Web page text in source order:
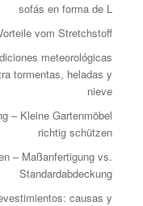
sofás en forma de L
vom Stretchstoff
meteorológicas
tormentas, heladas y
nieve
– Kleine Gartenmöbel
richtig schützen
– Maßanfertigung vs.
Standardabdeckung
causas y